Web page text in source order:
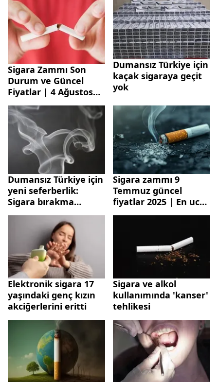
Sigara Zammı Son
Durum ve Güncel
Fiyatlar | 4 Ağustos
en ucuz ve pahalı
sigaranın fiyatı ne
kadar, kaç TL oldu?
Dumansız Türkiye için
kaçak sigaraya geçit
yok
Dumansız Türkiye için
yeni seferberlik:
Sigara bırakma
başvuruları yüzde 85
Sigara zammı 9
Temmuz güncel
fiyatlar 2025 | En ucuz
ve pahalı sigara ne
Elektronik sigara 17
yaşındaki genç kızın
akciğerlerini eritti
Sigara ve alkol
kullanımında 'kanser'
tehlikesi